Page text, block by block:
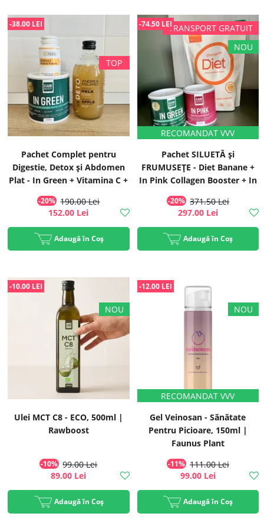
Pachet Complet pentru
Digestie, Detox și Abdomen
Plat - In Green + Vitamina C +
-20% 190.00 Lei
-38.00 LEI
152.00 Lei
Adaugă în Coș
Pachet SILUETĂ și
FRUMUSEȚE - Diet Banane +
In Pink Collagen Booster + In
Green Mix Verde
-20% 371.50 Lei
-74.50 LEI
297.00 Lei
Adaugă în Coș
Ulei MCT C8 - ECO, 500ml |
Rawboost
-10% 99.00 Lei
-10.00 LEI
89.00 Lei
Adaugă în Coș
Gel Veinosan - Sănătate
Pentru Picioare, 150ml |
Faunus Plant
-11% 111.00 Lei
-12.00 LEI
99.00 Lei
Adaugă în Coș